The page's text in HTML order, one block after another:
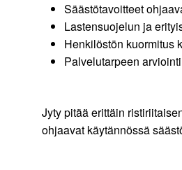
Säästötavoitteet
Lastensuojelun ja
Henkilöstön kuormitus
Palvelutarpeen
Jyty pitää erittäin
ohjaavat käytännössä